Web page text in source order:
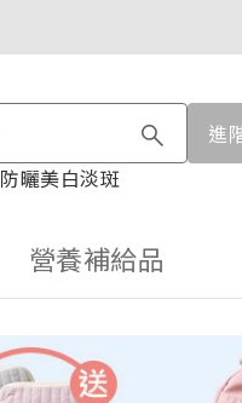
進
防曬美白淡斑
營養補給品